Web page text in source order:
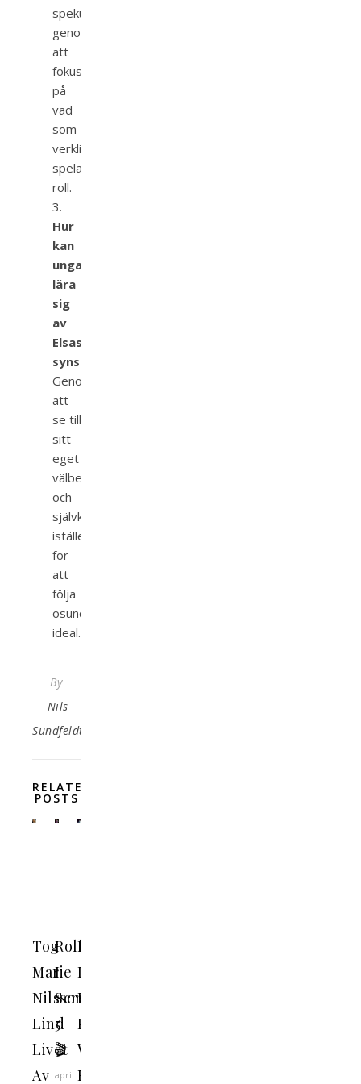
spekulationer
genom
att
fokusera
på
vad
som
verkligen
spelar
roll.
Hur
kan
unga
lära
sig
av
Elsas
synsätt?
Genom
att
se till
sitt
eget
välbefinnande
och
självkänsla
istället
för
att
följa
osunda
ideal.
By
Nils
Sundfeldt
RELATED
POSTS
Tog
Marie
Nilsson
Lind
Livet
Av
Rollistan
I
Scream
5
🎬
april
Rollistan
I
Black
Panther:
Wakanda
Forever